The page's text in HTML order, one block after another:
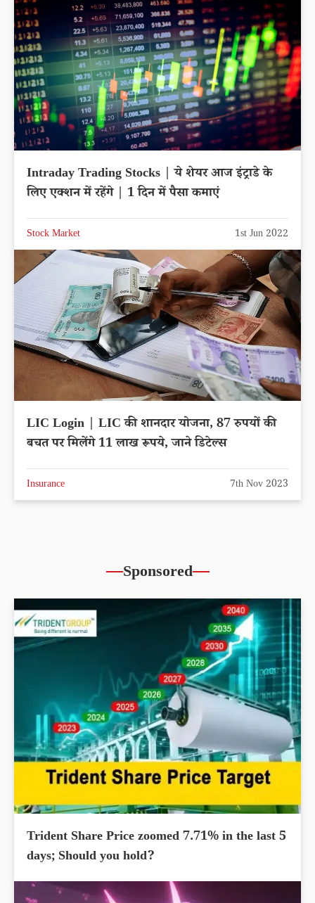
Intraday Trading Stocks | ये शेयर आज इंट्राडे के
लिए एक्शन में रहेंगे | 1 दिन में पैसा कमाएं
Stock Market 1st Jun 2022
LIC Login | LIC की शानदार योजना, 87 रुपयों की
बचत पर मिलेंगे 11 लाख रूपये, जाने डिटेल्स
Insurance 7th Nov 2023
Sponsored
Trident Share Price zoomed 7.71% in the last 5
days; Should you hold?